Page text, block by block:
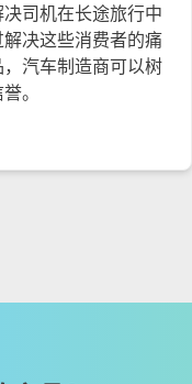
司机在长途旅行中
决这些消费者的痛
汽车制造商可以树
。